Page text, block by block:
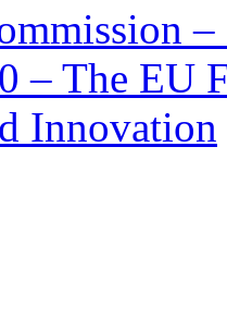
– The EU
Innovation